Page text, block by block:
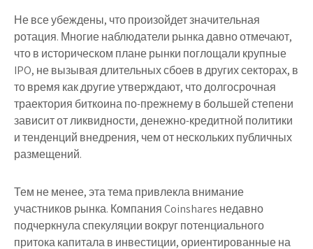
Не все убеждены, что произойдет значительная
ротация. Многие наблюдатели рынка давно отмечают,
что в историческом плане рынки поглощали крупные
IPO, не вызывая длительных сбоев в других секторах, в
то время как другие утверждают, что долгосрочная
траектория биткоина по-прежнему в большей степени
зависит от ликвидности, денежно-кредитной политики
и тенденций внедрения, чем от нескольких публичных
размещений.
Тем не менее, эта тема привлекла внимание
участников рынка. Компания Coinshares недавно
подчеркнула спекуляции вокруг потенциального
притока капитала в инвестиции, ориентированные на